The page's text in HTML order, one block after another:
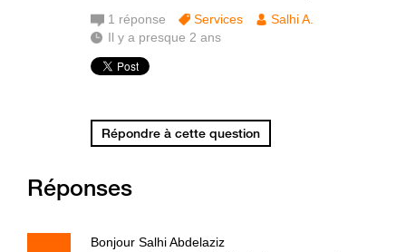
1 réponse Services
Salhi A.
Il y a presque 2 ans
Répondre à cette question
Réponses
Bonjour Salhi Abdelaziz